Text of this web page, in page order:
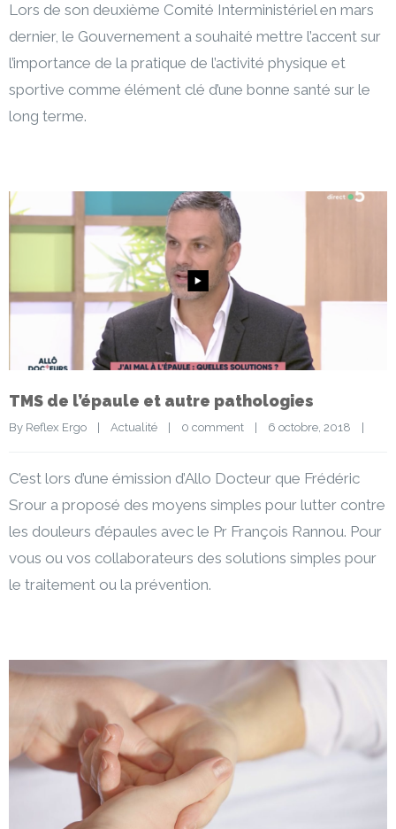
Lors de son deuxième Comité Interministériel en mars
dernier, le Gouvernement a souhaité mettre l’accent sur
l’importance de la pratique de l’activité physique et
sportive comme élément clé d’une bonne santé sur le
long terme.
TMS de l’épaule et autre pathologies
By Reflex Ergo | Actualité | 0 comment | 6 octobre, 2018 |
C’est lors d’une émission d’Allo Docteur que Frédéric
Srour a proposé des moyens simples pour lutter contre
les douleurs d’épaules avec le Pr François Rannou. Pour
vous ou vos collaborateurs des solutions simples pour
le traitement ou la prévention.